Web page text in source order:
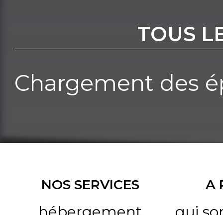
TOUS
Chargement des
NOS SERVICES A